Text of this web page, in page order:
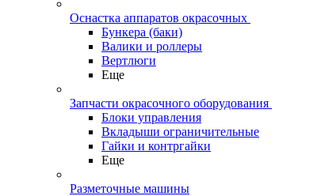
Оснастка аппаратов окрасочных
Бункера (баки)
Валики и роллеры
Вертлюги
Еще
Запчасти окрасочного оборудования
Блоки управления
Вкладыши ограничительные
Гайки и контргайки
Еще
Разметочные машины